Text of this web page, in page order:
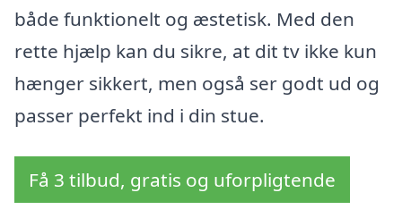
både funktionelt og æstetisk. Med den
rette hjælp kan du sikre, at dit tv ikke kun
hænger sikkert, men også ser godt ud og
passer perfekt ind i din stue.
Få 3 tilbud, gratis og uforpligtende